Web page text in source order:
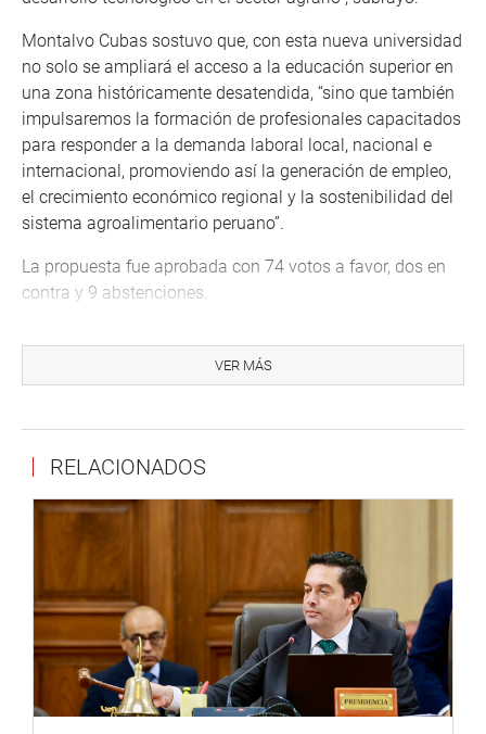
Montalvo Cubas sostuvo que, con esta nueva universidad
no solo se ampliará el acceso a la educación superior en
una zona históricamente desatendida, “sino que también
impulsaremos la formación de profesionales capacitados
para responder a la demanda laboral local, nacional e
internacional, promoviendo así la generación de empleo,
el crecimiento económico regional y la sostenibilidad del
sistema agroalimentario peruano”.
La propuesta fue aprobada con 74 votos a favor, dos en
contra y 9 abstenciones.
votación, en la sesión del Pleno celebrada el pasado 7 de
mayo, con 7 votos a favor, 12 en contra y 10
OFICINA DE COMUNICACIONES E IMAGEN
INSTITUCIONAL
VER MÁS
RELACIONADOS